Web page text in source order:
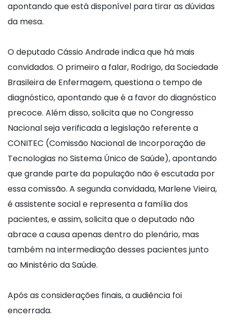
apontando que está disponível para tirar as dúvidas
da mesa.
O deputado Cássio Andrade indica que há mais
convidados. O primeiro a falar, Rodrigo, da Sociedade
Brasileira de Enfermagem, questiona o tempo de
diagnóstico, apontando que é a favor do diagnóstico
precoce. Além disso, solicita que no Congresso
Nacional seja verificada a legislação referente a
CONITEC (Comissão Nacional de Incorporação de
Tecnologias no Sistema Único de Saúde), apontando
que grande parte da população não é escutada por
essa comissão. A segunda convidada, Marlene Vieira,
é assistente social e representa a família dos
pacientes, e assim, solicita que o deputado não
abrace a causa apenas dentro do plenário, mas
também na intermediação desses pacientes junto
ao Ministério da Saúde.
Após as considerações finais, a audiência foi
encerrada.